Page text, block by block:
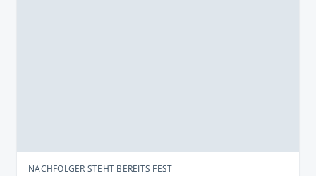
NACHFOLGER STEHT BEREITS FEST